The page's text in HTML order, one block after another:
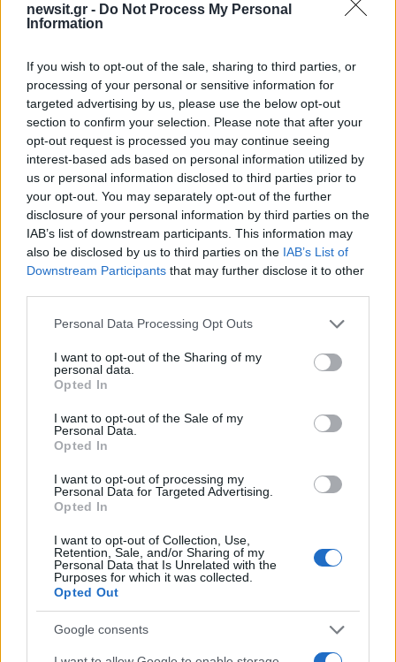
newsit.gr - Do Not Process My Personal
Information
If you wish to opt-out of the sale, sharing to third parties, or
processing of your personal or sensitive information for
targeted advertising by us, please use the below opt-out
section to confirm your selection. Please note that after your
opt-out request is processed you may continue seeing
interest-based ads based on personal information utilized by
us or personal information disclosed to third parties prior to
your opt-out. You may separately opt-out of the further
disclosure of your personal information by third parties on the
IAB’s list of downstream participants. This information may
also be disclosed by us to third parties on the IAB’s List of
Downstream Participants that may further disclose it to other
Please note that this website/app uses one or more Google
not limited to your visit or usage behaviour. You may click to
grant or deny consent to Google and its third-party tags to
use your data for below specified purposes in below Google
consent section.
Personal Data Processing Opt Outs
I want to opt-out of the Sharing of my
personal data.
Opted In
I want to opt-out of the Sale of my
Personal Data.
Opted In
I want to opt-out of processing my
Personal Data for Targeted Advertising.
Opted In
I want to opt-out of Collection, Use,
Retention, Sale, and/or Sharing of my
Personal Data that Is Unrelated with the
Purposes for which it was collected.
Opted Out
Google consents
2000 /2000
Υποβολή σχολίου
Όροι Χρήσης . Το site προστατεύεται από reCAPTCHA, ισχύουν
Πολιτική Απορρήτου&Όροι Χρήσηςτης Google.
Lifestyle
ΝΙΚΟΣ ΑΠΟΣΤΟΛΟΠΟΥΛΟΣ
Share:
Ακολουθήστε το Νewsit.gr στο
ενημερωθείτε πρώτοι για όλη την ειδησεογραφία και τα
Πιο δημοφιλή
Μετέτρεψαν το Σαρακήνικο της Μήλου σε
ελικοδρόμιο – «Πάρκαραν» το ελικόπτερο
τους για να κάνουν μπάνιο
Γιάννης Παπαμιχαήλ: «Η απαγόρευση
αφορά στη χρήση της εικόνας και της